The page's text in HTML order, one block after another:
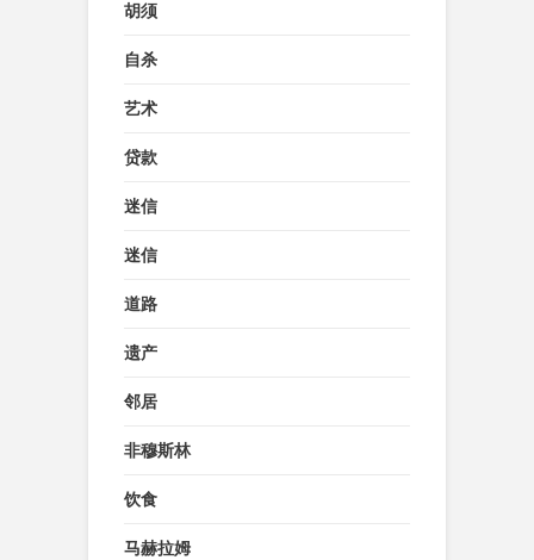
胡须
自杀
艺术
贷款
迷信
迷信
道路
遗产
邻居
非穆斯林
饮食
马赫拉姆